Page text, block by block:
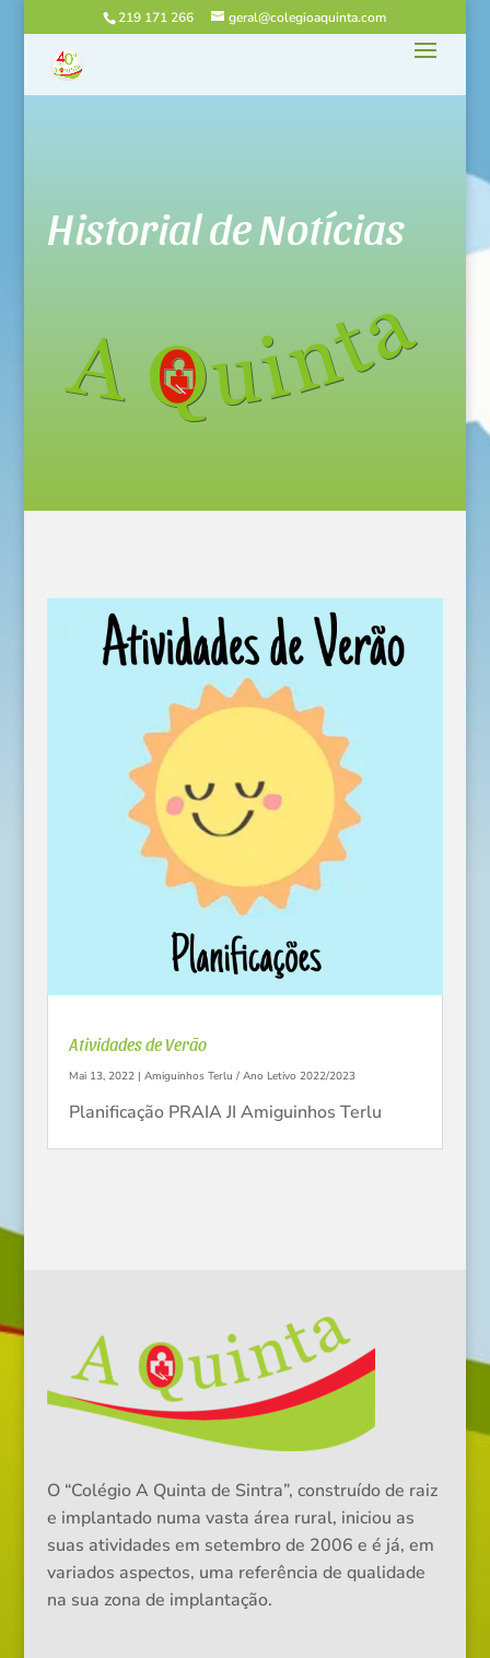
219 171 266 geral@colegioaquinta.com
Historial de Notícias
Atividades de Verão
Mai 13, 2022| Amiguinhos Terlu / Ano Letivo 2022/2023
Planificação PRAIA JI Amiguinhos Terlu
O “Colégio A Quinta de Sintra”, construído de raiz
e implantado numa vasta área rural, iniciou as
suas atividades em setembro de 2006 e é já, em
variados aspectos, uma referência de qualidade
na sua zona de implantação.